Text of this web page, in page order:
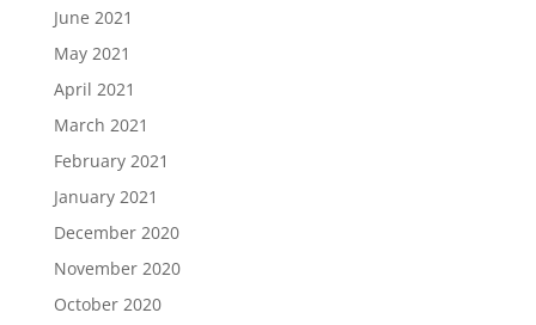
June 2021
May 2021
April 2021
March 2021
February 2021
January 2021
December 2020
November 2020
October 2020